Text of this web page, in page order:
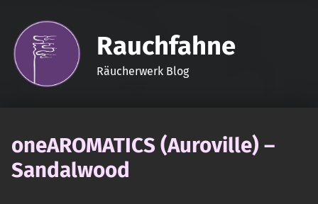
Rauchfahne
Räucherwerk Blog
oneAROMATICS (Auroville) –
Sandalwood